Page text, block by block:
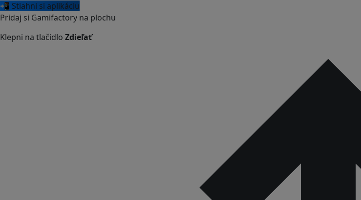
📲 Stiahni si aplikáciu
Pridaj si Gamifactory na plochu
Klepni na tlačidlo Zdieľať